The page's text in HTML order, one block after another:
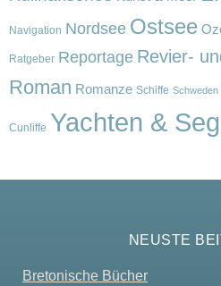
Navigation Nordsee Ostsee
Ratgeber Reportage Revier-
Roman Romanze Schiffe Schweden
Cunliffe Yachten &
NEUSTE
Bretonische Bücher